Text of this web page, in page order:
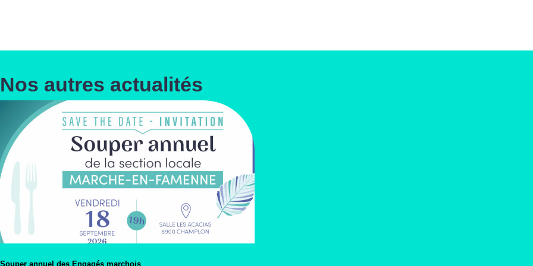
Nos autres actualités
Souper annuel des Engagés marchois